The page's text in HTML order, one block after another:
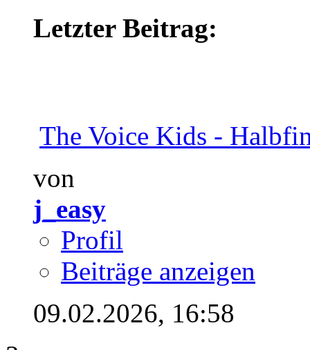
Letzter Beitrag:
The Voice Kids -
von
j_easy
Profil
Beiträge anzeigen
09.02.2026, 16:58